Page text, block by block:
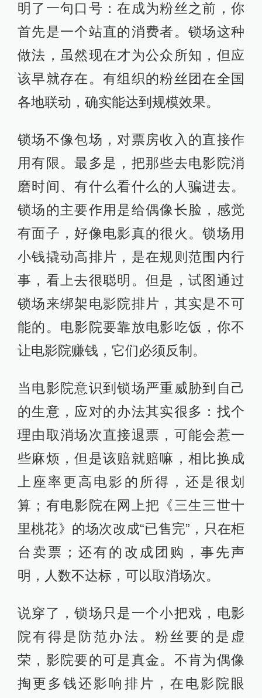
明了一句口号：在成为粉丝之前，你
首先是一个站直的消费者。锁场这种
做法，虽然现在才为公众所知，但应
该早就存在。有组织的粉丝团在全国
各地联动，确实能达到规模效果。
锁场不像包场，对票房收入的直接作
用有限。最多是，把那些去电影院消
磨时间、有什么看什么的人骗进去。
锁场的主要作用是给偶像长脸，感觉
有面子，好像电影真的很火。锁场用
小钱撬动高排片，是在规则范围内行
事，看上去很聪明。但是，试图通过
锁场来绑架电影院排片，其实是不可
能的。电影院要靠放电影吃饭，你不
让电影院赚钱，它们必须反制。
当电影院意识到锁场严重威胁到自己
的生意，应对的办法其实很多：找个
理由取消场次直接退票，可能会惹一
些麻烦，但是该赔就赔嘛，相比换成
上座率更高电影的所得，还是很划
算；有电影院在网上把《三生三世十
里桃花》的场次改成“已售完”，只在柜
台卖票；还有的改成团购，事先声
明，人数不达标，可以取消场次。
说穿了，锁场只是一个小把戏，电影
院有得是防范办法。粉丝要的是虚
荣，影院要的可是真金。不肯为偶像
掏更多钱还影响排片，在电影院眼